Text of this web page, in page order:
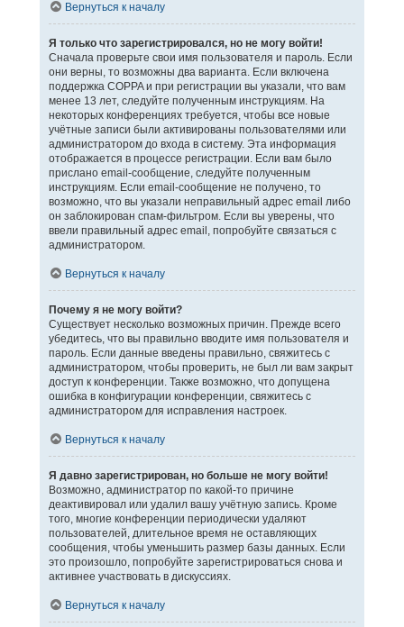
Вернуться к началу
Я только что зарегистрировался, но не могу войти!
Сначала проверьте свои имя пользователя и пароль. Если
они верны, то возможны два варианта. Если включена
поддержка COPPA и при регистрации вы указали, что вам
менее 13 лет, следуйте полученным инструкциям. На
некоторых конференциях требуется, чтобы все новые
учётные записи были активированы пользователями или
администратором до входа в систему. Эта информация
отображается в процессе регистрации. Если вам было
прислано email-сообщение, следуйте полученным
инструкциям. Если email-сообщение не получено, то
возможно, что вы указали неправильный адрес email либо
он заблокирован спам-фильтром. Если вы уверены, что
ввели правильный адрес email, попробуйте связаться с
администратором.
Вернуться к началу
Почему я не могу войти?
Существует несколько возможных причин. Прежде всего
убедитесь, что вы правильно вводите имя пользователя и
пароль. Если данные введены правильно, свяжитесь с
администратором, чтобы проверить, не был ли вам закрыт
доступ к конференции. Также возможно, что допущена
ошибка в конфигурации конференции, свяжитесь с
администратором для исправления настроек.
Вернуться к началу
Я давно зарегистрирован, но больше не могу войти!
Возможно, администратор по какой-то причине
деактивировал или удалил вашу учётную запись. Кроме
того, многие конференции периодически удаляют
пользователей, длительное время не оставляющих
сообщения, чтобы уменьшить размер базы данных. Если
это произошло, попробуйте зарегистрироваться снова и
активнее участвовать в дискуссиях.
Вернуться к началу